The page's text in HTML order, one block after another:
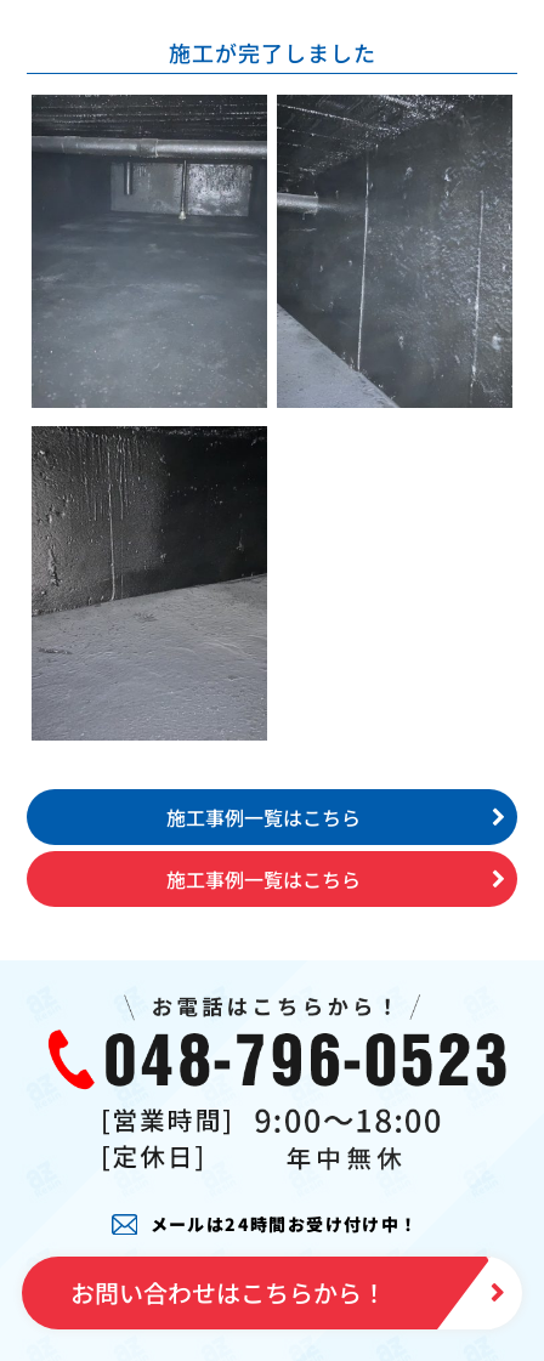
施工が完了しました
施工事例一覧はこちら
施工事例一覧はこちら
メールは24時間お受け付け中！
お問い合わせはこちらから！